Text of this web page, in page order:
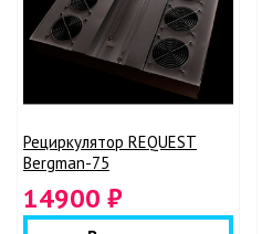
Рециркулятор REQUEST
Bergman-75
14900 ₽